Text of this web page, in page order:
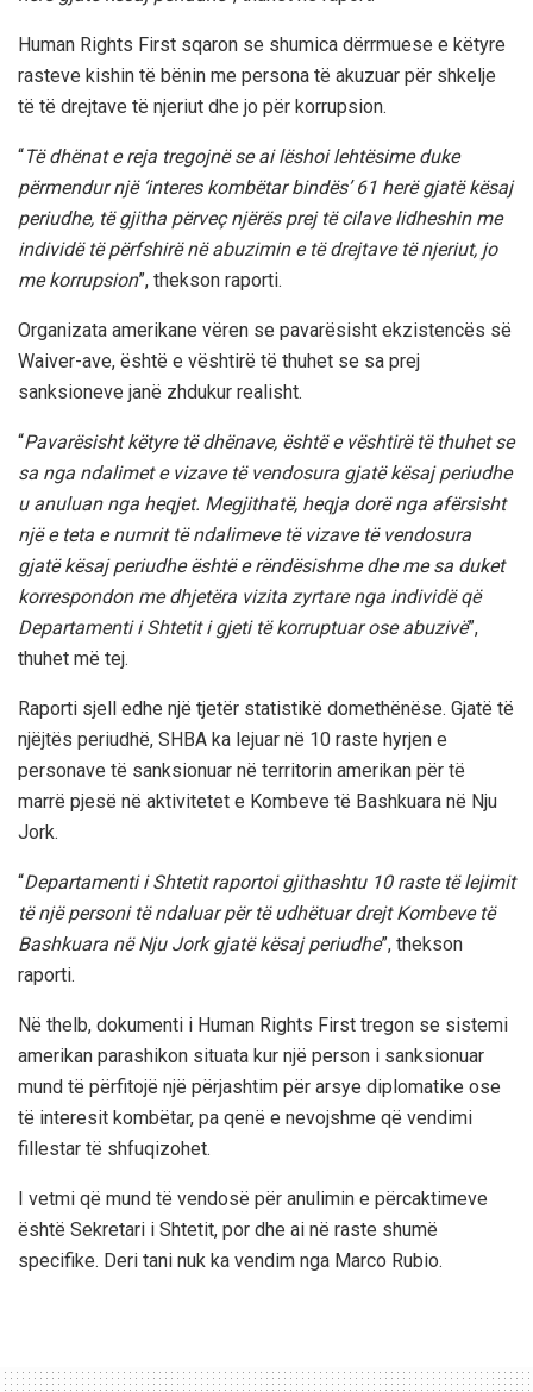
Human Rights First sqaron se shumica dërrmuese e këtyre
rasteve kishin të bënin me persona të akuzuar për shkelje
të të drejtave të njeriut dhe jo për korrupsion.
“Të dhënat e reja tregojnë se ai lëshoi lehtësime duke
përmendur një ‘interes kombëtar bindës’ 61 herë gjatë kësaj
periudhe, të gjitha përveç njërës prej të cilave lidheshin me
individë të përfshirë në abuzimin e të drejtave të njeriut, jo
me korrupsion”, thekson raporti.
Organizata amerikane vëren se pavarësisht ekzistencës së
Waiver-ave, është e vështirë të thuhet se sa prej
sanksioneve janë zhdukur realisht.
“Pavarësisht këtyre të dhënave, është e vështirë të thuhet se
sa nga ndalimet e vizave të vendosura gjatë kësaj periudhe
u anuluan nga heqjet. Megjithatë, heqja dorë nga afërsisht
një e teta e numrit të ndalimeve të vizave të vendosura
gjatë kësaj periudhe është e rëndësishme dhe me sa duket
korrespondon me dhjetëra vizita zyrtare nga individë që
Departamenti i Shtetit i gjeti të korruptuar ose abuzivë”,
thuhet më tej.
Raporti sjell edhe një tjetër statistikë domethënëse. Gjatë të
njëjtës periudhë, SHBA ka lejuar në 10 raste hyrjen e
personave të sanksionuar në territorin amerikan për të
marrë pjesë në aktivitetet e Kombeve të Bashkuara në Nju
Jork.
“Departamenti i Shtetit raportoi gjithashtu 10 raste të lejimit
të një personi të ndaluar për të udhëtuar drejt Kombeve të
Bashkuara në Nju Jork gjatë kësaj periudhe”, thekson
raporti.
Në thelb, dokumenti i Human Rights First tregon se sistemi
amerikan parashikon situata kur një person i sanksionuar
mund të përfitojë një përjashtim për arsye diplomatike ose
të interesit kombëtar, pa qenë e nevojshme që vendimi
fillestar të shfuqizohet.
I vetmi që mund të vendosë për anulimin e përcaktimeve
është Sekretari i Shtetit, por dhe ai në raste shumë
specifike. Deri tani nuk ka vendim nga Marco Rubio.